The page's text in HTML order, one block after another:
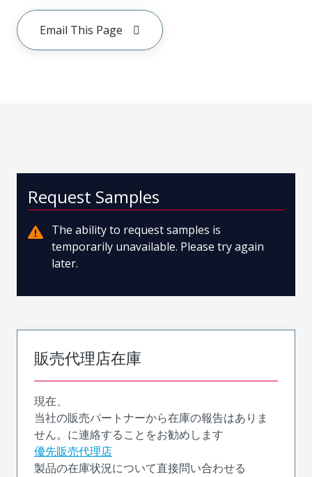
Email This Page
Request Samples
The ability to request samples is
temporarily unavailable. Please try again
later.
販売代理店在庫
現在、
当社の販売パートナーから在庫の報告はありま
せん。に連絡することをお勧めします
優先販売代理店
製品の在庫状況について直接問い合わせる